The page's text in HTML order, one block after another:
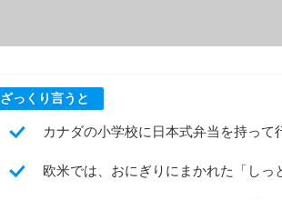
ざっくり言うと
カナダの小学校に日本式弁当を持って
欧米では、おにぎりにまかれた「しっ